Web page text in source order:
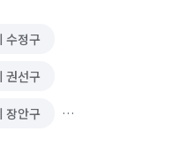
수정구
권선구
장안구